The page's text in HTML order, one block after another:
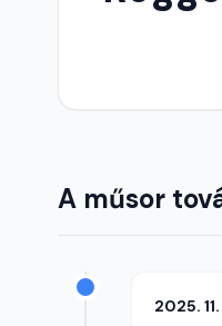
A műsor
2025. 11.